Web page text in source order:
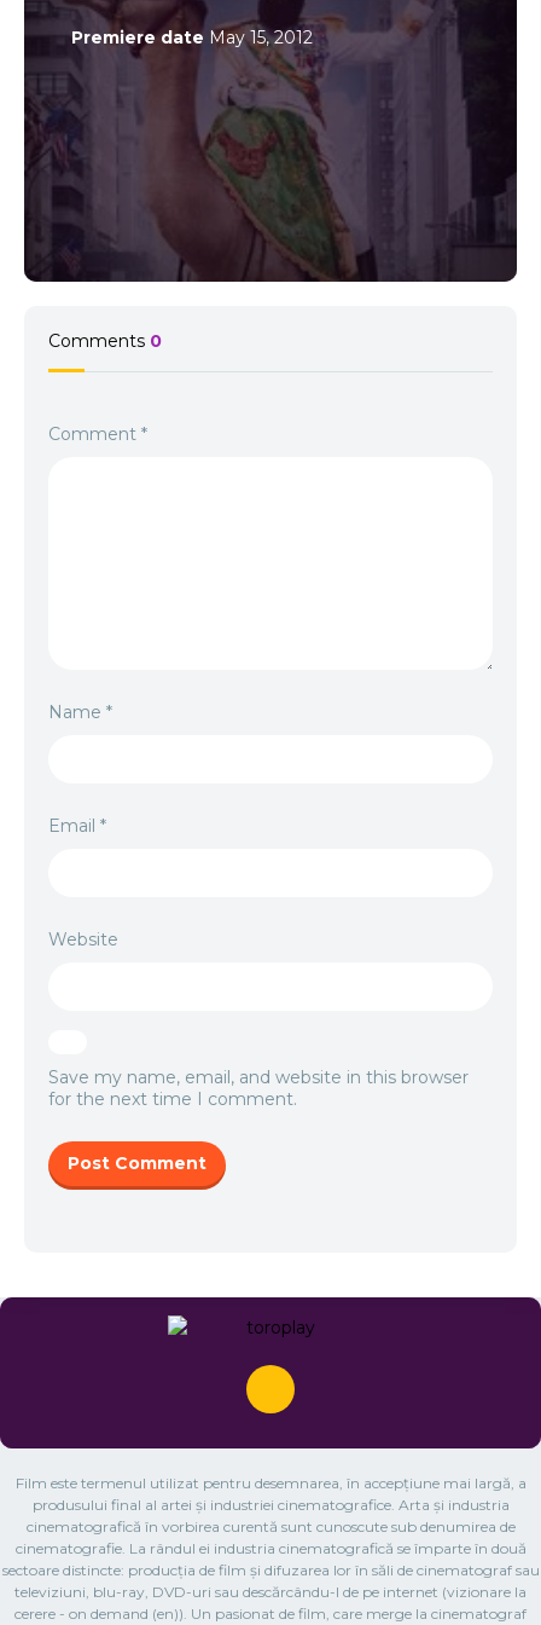
Premiere date May 15, 2012
Comments 0
Comment *
Name *
Email *
Website
Save my name, email, and website in this browser
for the next time I comment.
Film este termenul utilizat pentru desemnarea, în accepțiune mai largă, a
produsului final al artei și industriei cinematografice. Arta și industria
cinematografică în vorbirea curentă sunt cunoscute sub denumirea de
cinematografie. La rândul ei industria cinematografică se împarte în două
sectoare distincte: producția de film și difuzarea lor în săli de cinematograf sau
televiziuni, blu-ray, DVD-uri sau descărcându-l de pe internet (vizionare la
cerere - on demand (en)). Un pasionat de film, care merge la cinematograf